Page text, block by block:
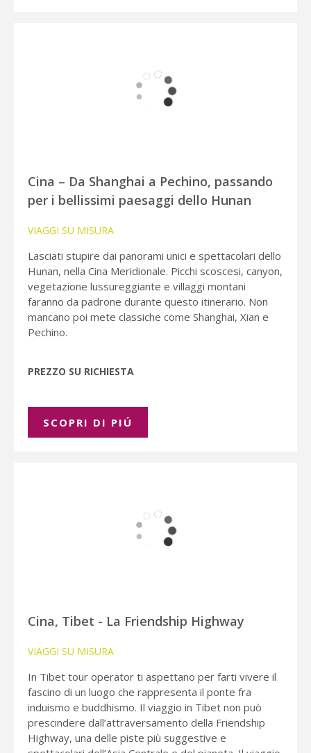
Cina – Da Shanghai a Pechino, passando
per i bellissimi paesaggi dello Hunan
VIAGGI SU MISURA
Lasciati stupire dai panorami unici e spettacolari dello
Hunan, nella Cina Meridionale. Picchi scoscesi, canyon,
vegetazione lussureggiante e villaggi montani
faranno da padrone durante questo itinerario. Non
mancano poi mete classiche come Shanghai, Xian e
Pechino.
PREZZO SU RICHIESTA
SCOPRI DI PIÚ
Cina, Tibet - La Friendship Highway
VIAGGI SU MISURA
In Tibet tour operator ti aspettano per farti vivere il
fascino di un luogo che rappresenta il ponte fra
induismo e buddhismo. Il viaggio in Tibet non può
prescindere dall’attraversamento della Friendship
Highway, una delle piste più suggestive e